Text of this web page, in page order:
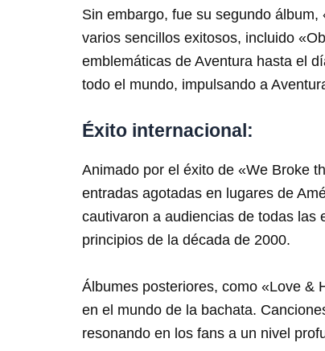
Sin embargo, fue su segundo
varios sencillos exitosos, incluido
emblemáticas de Aventura hasta el
todo el mundo, impulsando a
Éxito internacional:
Animado por el éxito de «We Broke
entradas agotadas en lugares de
cautivaron a audiencias de todas las
principios de la década de 2000.
Álbumes posteriores, como «Love &
en el mundo de la bachata.
resonando en los fans a un nivel